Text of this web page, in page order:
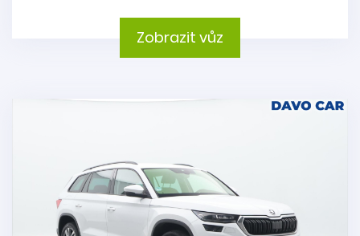
Zobrazit vůz